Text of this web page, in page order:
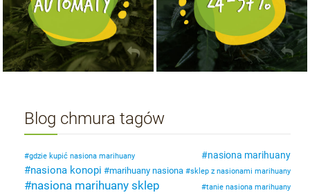
Blog chmura tagów
gdzie kupić nasiona marihuany nasiona marihuany
nasiona konopi marihuany nasiona sklep z nasionami marihuany
nasiona marihuany sklep tanie nasiona marihuany